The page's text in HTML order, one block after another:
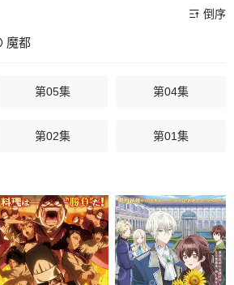
倒序
魔都
第05集 第04集
第02集 第01集